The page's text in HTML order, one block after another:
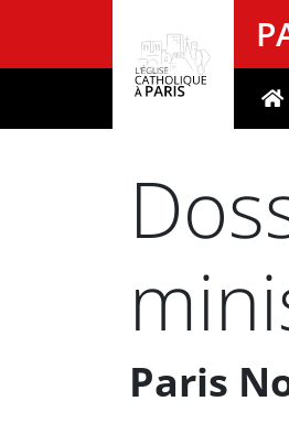
Votre
Paris